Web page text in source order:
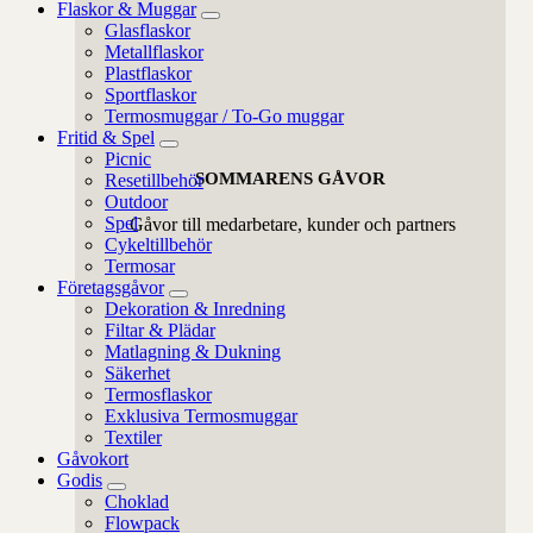
SOMMARENS GÅVOR
Gåvor till medarbetare, kunder och partners
Flaskor & Muggar
Glasflaskor
Metallflaskor
Plastflaskor
Sportflaskor
Termosmuggar / To-Go muggar
Fritid & Spel
Picnic
Resetillbehör
Outdoor
Spel
Cykeltillbehör
Termosar
Företagsgåvor
Dekoration & Inredning
Filtar & Plädar
Matlagning & Dukning
Säkerhet
Termosflaskor
Exklusiva Termosmuggar
Textiler
Gåvokort
Godis
Choklad
Flowpack